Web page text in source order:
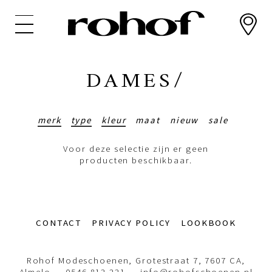
DAMES/
merk type kleur maat nieuw sale
Voor deze selectie zijn er geen
producten beschikbaar.
Footer-CONTACT PRIVACY POLICY LOOKBOOK
Rohof Modeschoenen, Grotestraat 7, 7607 CA,